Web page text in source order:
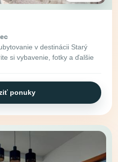
v destinácii Starý
si vybavenie, fotky a ďalšie
ponuky